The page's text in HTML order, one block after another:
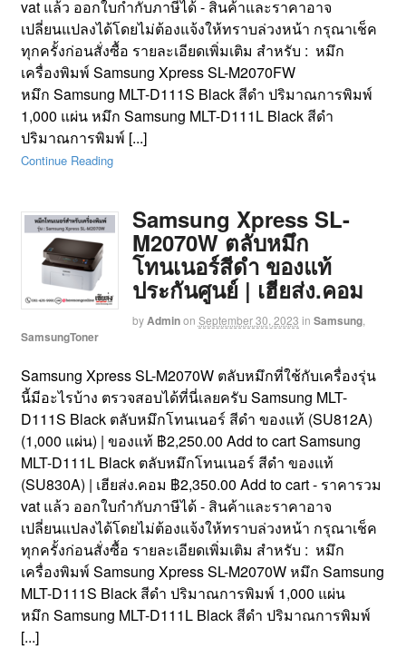
vat แล้ว ออกใบกำกับภาษีได้ - สินค้าและราคาอาจ
เปลี่ยนแปลงได้โดยไม่ต้องแจ้งให้ทราบล่วงหน้า กรุณาเช็ค
ทุกครั้งก่อนสั่งซื้อ รายละเอียดเพิ่มเติม สำหรับ : หมึก
เครื่องพิมพ์ Samsung Xpress SL-M2070FW
หมึก Samsung MLT-D111S Black สีดำ ปริมาณการพิมพ์
1,000 แผ่น หมึก Samsung MLT-D111L Black สีดำ
ปริมาณการพิมพ์ [...]
Continue Reading
Samsung Xpress SL-
M2070W ตลับหมึก
โทนเนอร์สีดำ ของแท้
ประกันศูนย์ | เฮียส่ง.คอม
byAdminon September 30, 2023 in Samsung,
SamsungToner
Samsung Xpress SL-M2070W ตลับหมึกที่ใช้กับเครื่องรุ่น
นี้มีอะไรบ้าง ตรวจสอบได้ที่นี่เลยครับ Samsung MLT-
D111S Black ตลับหมึกโทนเนอร์ สีดำ ของแท้ (SU812A)
(1,000 แผ่น) | ของแท้ ฿2,250.00 Add to cart Samsung
MLT-D111L Black ตลับหมึกโทนเนอร์ สีดำ ของแท้
(SU830A) | เฮียส่ง.คอม ฿2,350.00 Add to cart - ราคารวม
vat แล้ว ออกใบกำกับภาษีได้ - สินค้าและราคาอาจ
เปลี่ยนแปลงได้โดยไม่ต้องแจ้งให้ทราบล่วงหน้า กรุณาเช็ค
ทุกครั้งก่อนสั่งซื้อ รายละเอียดเพิ่มเติม สำหรับ : หมึก
เครื่องพิมพ์ Samsung Xpress SL-M2070W หมึก Samsung
MLT-D111S Black สีดำ ปริมาณการพิมพ์ 1,000 แผ่น
หมึก Samsung MLT-D111L Black สีดำ ปริมาณการพิมพ์
[...]